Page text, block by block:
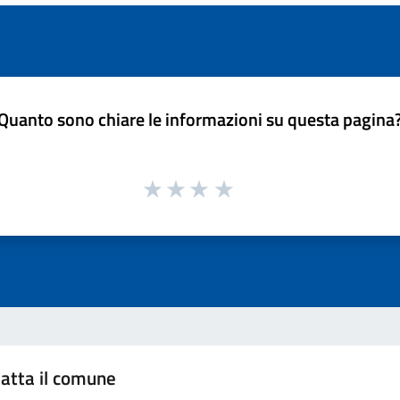
sono chiare le informazioni su questa
il comune